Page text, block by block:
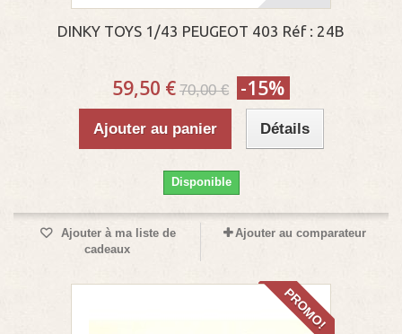
DINKY TOYS 1/43 PEUGEOT 403 Réf : 24B
59,50 € 70,00 € -15%
Ajouter au panier Détails
Disponible
Ajouter à ma liste de
cadeaux
Ajouter au comparateur
PROMO!